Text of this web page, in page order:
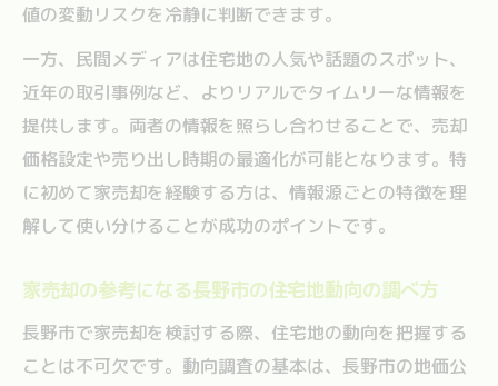
家売却時に意識したい長野市の資産性の考
え方
家売却で後悔しないための情報収集の流れ
値の変動リスクを冷静に判断できます。
一方、民間メディアは住宅地の人気や話題のスポット、
近年の取引事例など、よりリアルでタイムリーな情報を
提供します。両者の情報を照らし合わせることで、売却
価格設定や売り出し時期の最適化が可能となります。特
に初めて家売却を経験する方は、情報源ごとの特徴を理
解して使い分けることが成功のポイントです。
家売却の参考になる長野市の住宅地動向の調べ方
長野市で家売却を検討する際、住宅地の動向を把握する
ことは不可欠です。動向調査の基本は、長野市の地価公